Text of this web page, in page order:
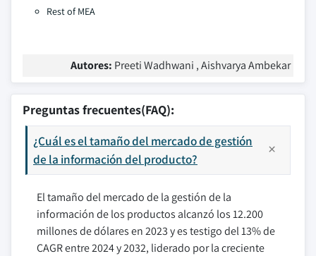
Rest of MEA
Autores: Preeti Wadhwani , Aishvarya Ambekar
Preguntas frecuentes(FAQ):
¿Cuál es el tamaño del mercado de gestión
de la información del producto?
El tamaño del mercado de la gestión de la
información de los productos alcanzó los 12.200
millones de dólares en 2023 y es testigo del 13% de
CAGR entre 2024 y 2032, liderado por la creciente